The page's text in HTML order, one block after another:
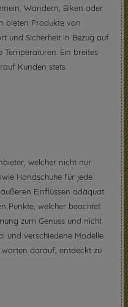
Wandern, Biken oder
bieten Produkte von
und Sicherheit in Bezug auf
Temperaturen. Ein breites
Kunden stets
welcher nicht nur
Handschuhe für jede
Einflüssen adäquat
Punkte, welcher beachtet
zum Genuss und nicht
und verschiedene Modelle
darauf, entdeckt zu